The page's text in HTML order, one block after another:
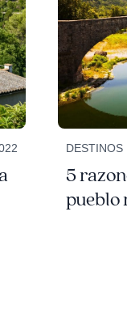
DESTINOS
5
pueblo